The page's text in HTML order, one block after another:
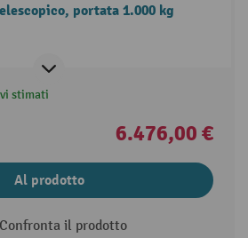
portata 1.000 kg
stimati
6.476,00 €
Al prodotto
Confronta il prodotto